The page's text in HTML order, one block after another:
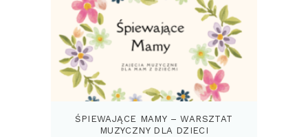
ŚPIEWAJĄCE MAMY – WARSZTAT
MUZYCZNY DLA DZIECI